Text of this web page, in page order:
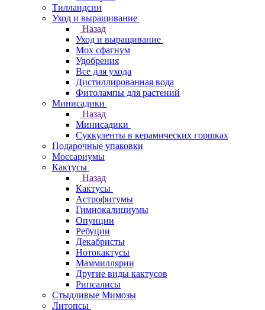
Тилландсии
Уход и выращивание
Назад
Уход и выращивание
Мох сфагнум
Удобрения
Все для ухода
Дистиллированная вода
Фитолампы для растений
Минисадики
Назад
Минисадики
Суккуленты в керамических горшках
Подарочные упаковки
Моссариумы
Кактусы
Назад
Кактусы
Астрофитумы
Гимнокалициумы
Опунции
Ребуции
Декабристы
Нотокактусы
Маммиллярии
Другие виды кактусов
Рипсалисы
Стыдливые Мимозы
Литопсы